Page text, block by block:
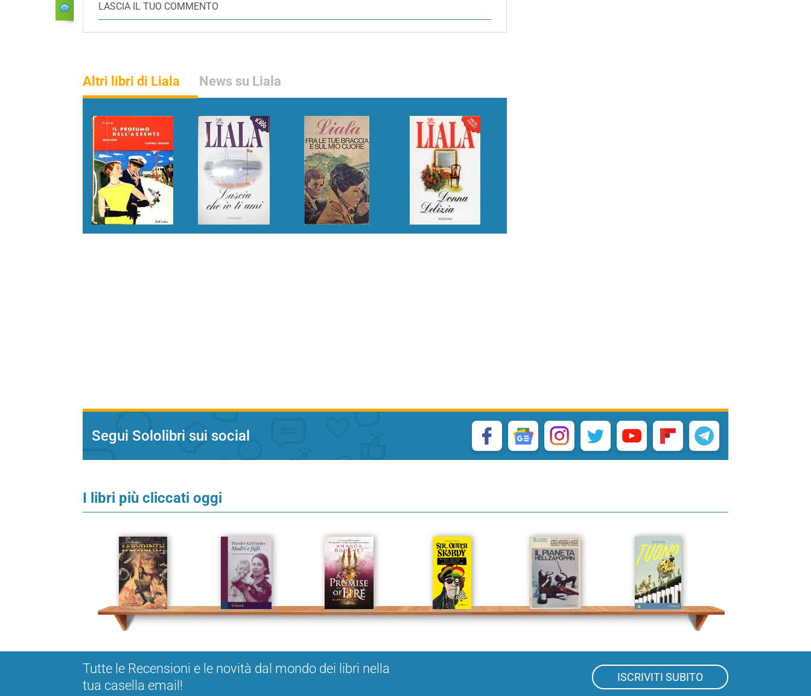
LASCIA IL TUO COMMENTO
Altri libri di Liala News su Liala
Segui Sololibri sui social
I libri più cliccati oggi
Tutte le Recensioni e le novità dal mondo dei libri nella
tua casella email!
ISCRIVITI SUBITO